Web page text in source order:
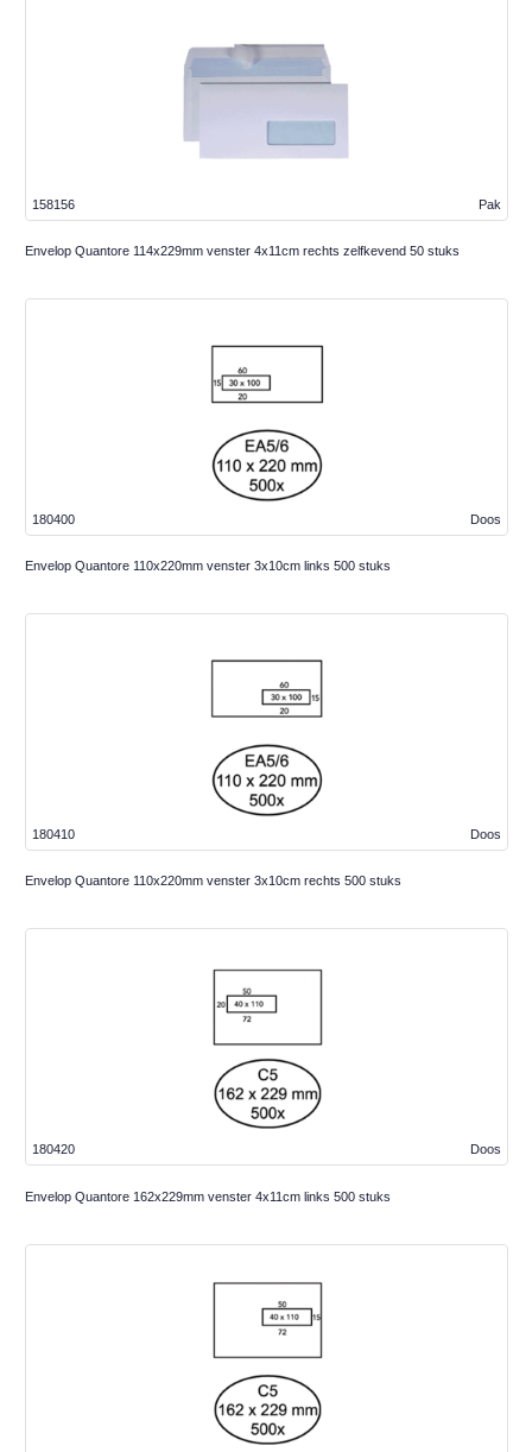
Pak
158156
Envelop Quantore 114x229mm venster 4x11cm rechts zelfkevend 50 stuks
Doos
180400
Envelop Quantore 110x220mm venster 3x10cm links 500 stuks
Doos
180410
Envelop Quantore 110x220mm venster 3x10cm rechts 500 stuks
Doos
180420
Envelop Quantore 162x229mm venster 4x11cm links 500 stuks